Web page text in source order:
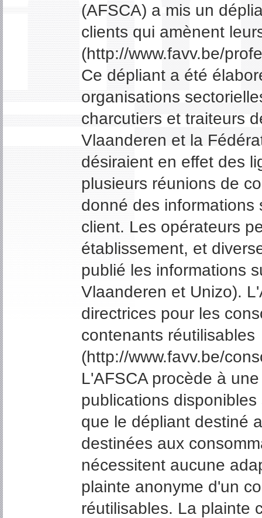
(AFSCA) a mis un
clients qui amènent
(http://www.favv.be/
Ce dépliant a été
organisations
charcutiers et traiteurs
Vlaanderen et la
désiraient en effet des
plusieurs réunions de
donné des
client. Les opérateurs
établissement, et
publié les informations
Vlaanderen et Unizo).
directrices pour les
contenants réutilisables
(http://www.favv.be/
L'AFSCA procède à
publications
que le dépliant destiné
destinées aux
nécessitent aucune
plainte anonyme d'un
réutilisables. La plainte